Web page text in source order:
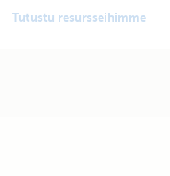
Tutustu resursseihimme